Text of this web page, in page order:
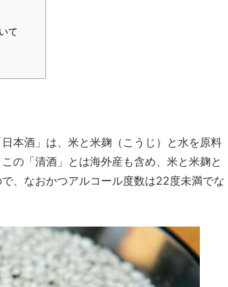
て
本酒」は、米と米麹（こうじ）と水を原料
の「清酒」とは海外産も含め、米と米麹と
、なおかつアルコール度数は22度未満でな